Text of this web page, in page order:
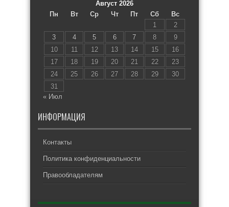
Август 2026
Пн
Вт Ср Чт Пт Сб
Вс
1
2
3
4 5 6 7 8
9
10
11 12 13 14 15
16
17
18 19 20 21 22
23
24
25 26 27 28 29
30
31
« Июл
ИНФОРМАЦИЯ
Контакты
Политика конфиденциальности
Правообладателям